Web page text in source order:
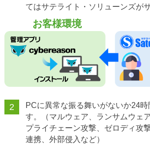
てはサテライト・ソリューンズが
お客様環境
2
PCに異常な振る舞いがないか24時
す。（マルウェア、ランサムウェ
プライチェーン攻撃、ゼロディ攻
連携、外部侵入など）